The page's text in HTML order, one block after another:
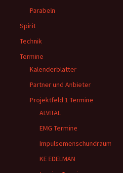
Parabeln
Spirit
Technik
Termine
Kalenderblätter
Partner und Anbieter
Projektfeld 1 Termine
ALVITAL
EMG Termine
Impulsemenschundraum
KE EDELMAN